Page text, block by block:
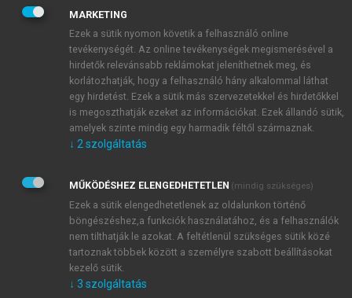
JELSZÓ
JELSZÓ ÚJRA
Kérek értesítést a MeRSZ újdonságairól, akcióiról.
Kérek értesítést az Akadémiai Kiadó Zrt. újdonságairól,
Adatkezelési tájékoztatóbanfoglaltakat tudomásul
veszem és elfogadom.
Általános vásárlási feltételeket, valamint a szotar.netés a
mersz.huoldalak licencszerződéseiben foglaltakat
tudomásul veszem és elfogadom.
KIPRÓBÁLOM
MARKETING
Ezek a sütik nyomon követik a felhasználó online
tevékenységét. Az online tevékenységek megismerésével a
hirdetők relevánsabb reklámokat jeleníthetnek meg, és
korlátozhatják, hogy a felhasználó hány alkalommal láthat
egy hirdetést. Ezek a sütik más szervezetekkel és hirdetőkkel
is megoszthatják ezeket az információkat. Ezek állandó sütik,
amelyek szinte mindig egy harmadik féltől származnak.
↓ 2 szolgáltatás
MŰKÖDÉSHEZ ELENGEDHETETLEN (mindig szükséges)
Ezek a sütik elengedhetetlenek az oldalunkon történő
böngészéshez,a funkciók használatához, és a felhasználók
nem tilthatják le azokat. A feltétlenül szükséges sütik közé
tartoznak többek között a személyre szabott beállításokat
kezelő sütik.
↓ 3 szolgáltatás